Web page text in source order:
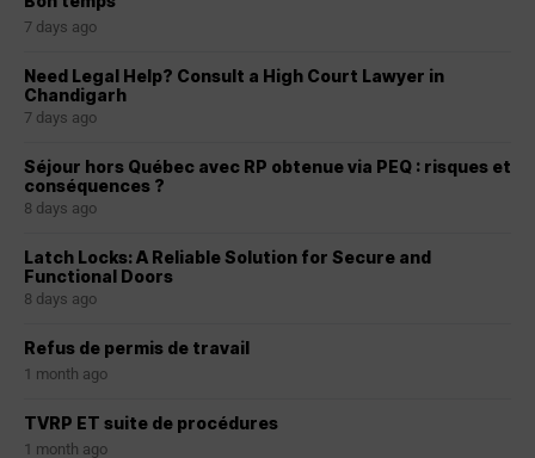
7 days ago
Need Legal Help? Consult a High Court Lawyer in
Chandigarh
7 days ago
Séjour hors Québec avec RP obtenue via PEQ : risques et
conséquences ?
8 days ago
Latch Locks: A Reliable Solution for Secure and
Functional Doors
8 days ago
Refus de permis de travail
1 month ago
TVRP ET suite de procédures
1 month ago